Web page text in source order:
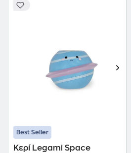
Best Seller
Κερί Legami Space